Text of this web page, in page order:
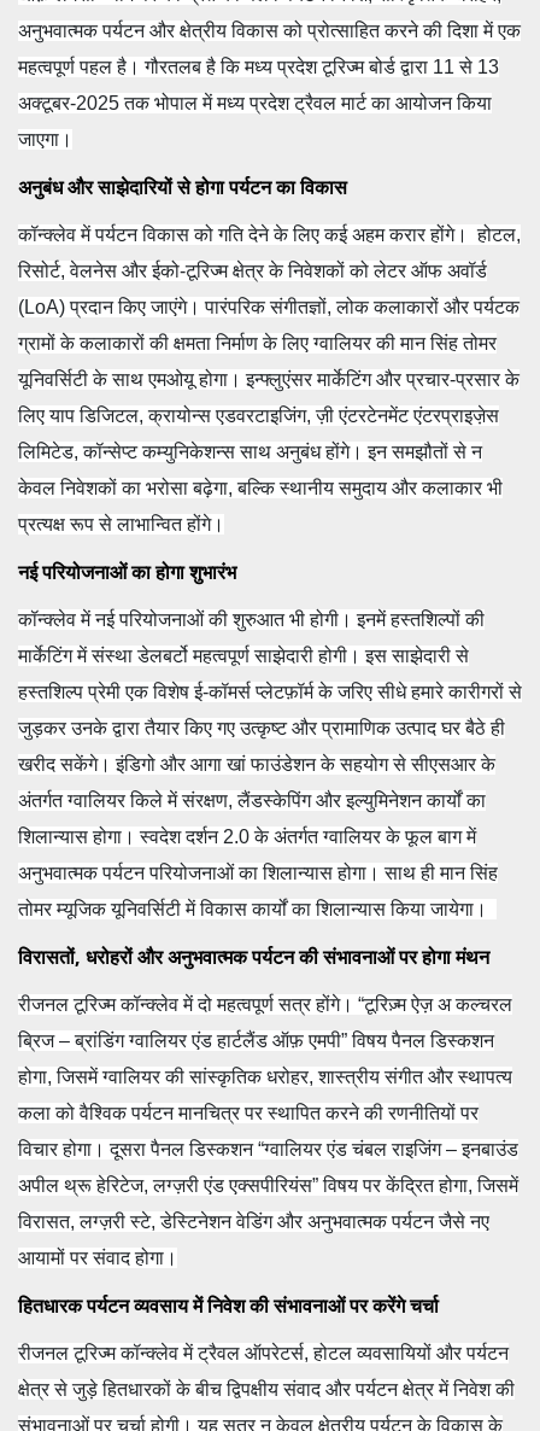
अनुभवात्मक पर्यटन और क्षेत्रीय विकास को प्रोत्साहित करने की दिशा में एक
महत्वपूर्ण पहल है। गौरतलब है कि मध्य प्रदेश टूरिज्म बोर्ड द्वारा 11 से 13
अक्टूबर-2025 तक भोपाल में मध्य प्रदेश ट्रैवल मार्ट का आयोजन किया
जाएगा।
अनुबंध और साझेदारियों से होगा पर्यटन का विकास
कॉन्क्लेव में पर्यटन विकास को गति देने के लिए कई अहम करार होंगे। होटल,
रिसोर्ट, वेलनेस और ईको-टूरिज्म क्षेत्र के निवेशकों को लेटर ऑफ अवॉर्ड
(LoA) प्रदान किए जाएंगे। पारंपरिक संगीतज्ञों, लोक कलाकारों और पर्यटक
ग्रामों के कलाकारों की क्षमता निर्माण के लिए ग्वालियर की मान सिंह तोमर
यूनिवर्सिटी के साथ एमओयू होगा। इन्फ्लुएंसर मार्केटिंग और प्रचार-प्रसार के
लिए याप डिजिटल, क्रायोन्स एडवरटाइजिंग, ज़ी एंटरटेनमेंट एंटरप्राइजे़स
लिमिटेड, कॉन्सेप्ट कम्युनिकेशन्स साथ अनुबंध होंगे। इन समझौतों से न
केवल निवेशकों का भरोसा बढ़ेगा, बल्कि स्थानीय समुदाय और कलाकार भी
प्रत्यक्ष रूप से लाभान्वित होंगे।
नई परियोजनाओं का होगा शुभारंभ
कॉन्क्लेव में नई परियोजनाओं की शुरुआत भी होगी। इनमें हस्तशिल्पों की
मार्केटिंग में संस्था डेलबर्टो महत्वपूर्ण साझेदारी होगी। इस साझेदारी से
हस्तशिल्प प्रेमी एक विशेष ई-कॉमर्स प्लेटफ़ॉर्म के जरिए सीधे हमारे कारीगरों से
जुड़कर उनके द्वारा तैयार किए गए उत्कृष्ट और प्रामाणिक उत्पाद घर बैठे ही
खरीद सकेंगे। इंडिगो और आगा खां फाउंडेशन के सहयोग से सीएसआर के
अंतर्गत ग्वालियर किले में संरक्षण, लैंडस्केपिंग और इल्युमिनेशन कार्यों का
शिलान्यास होगा। स्वदेश दर्शन 2.0 के अंतर्गत ग्वालियर के फूल बाग में
अनुभवात्मक पर्यटन परियोजनाओं का शिलान्यास होगा। साथ ही मान सिंह
तोमर म्यूजिक यूनिवर्सिटी में विकास कार्यों का शिलान्यास किया जायेगा।
विरासतों, धरोहरों और अनुभवात्मक पर्यटन की संभावनाओं पर होगा मंथन
रीजनल टूरिज्म कॉन्क्लेव में दो महत्वपूर्ण सत्र होंगे। “टूरिज़्म ऐज़ अ कल्चरल
ब्रिज – ब्रांडिंग ग्वालियर एंड हार्टलैंड ऑफ़ एमपी” विषय पैनल डिस्कशन
होगा, जिसमें ग्वालियर की सांस्कृतिक धरोहर, शास्त्रीय संगीत और स्थापत्य
कला को वैश्विक पर्यटन मानचित्र पर स्थापित करने की रणनीतियों पर
विचार होगा। दूसरा पैनल डिस्कशन “ग्वालियर एंड चंबल राइजिंग – इनबाउंड
अपील थ्रू हेरिटेज, लग्ज़री एंड एक्सपीरियंस” विषय पर केंद्रित होगा, जिसमें
विरासत, लग्ज़री स्टे, डेस्टिनेशन वेडिंग और अनुभवात्मक पर्यटन जैसे नए
आयामों पर संवाद होगा।
हितधारक पर्यटन व्यवसाय में निवेश की संभावनाओं पर करेंगे चर्चा
रीजनल टूरिज्म कॉन्क्लेव में ट्रैवल ऑपरेटर्स, होटल व्यवसायियों और पर्यटन
क्षेत्र से जुड़े हितधारकों के बीच द्विपक्षीय संवाद और पर्यटन क्षेत्र में निवेश की
संभावनाओं पर चर्चा होगी। यह सत्र न केवल क्षेत्रीय पर्यटन के विकास के